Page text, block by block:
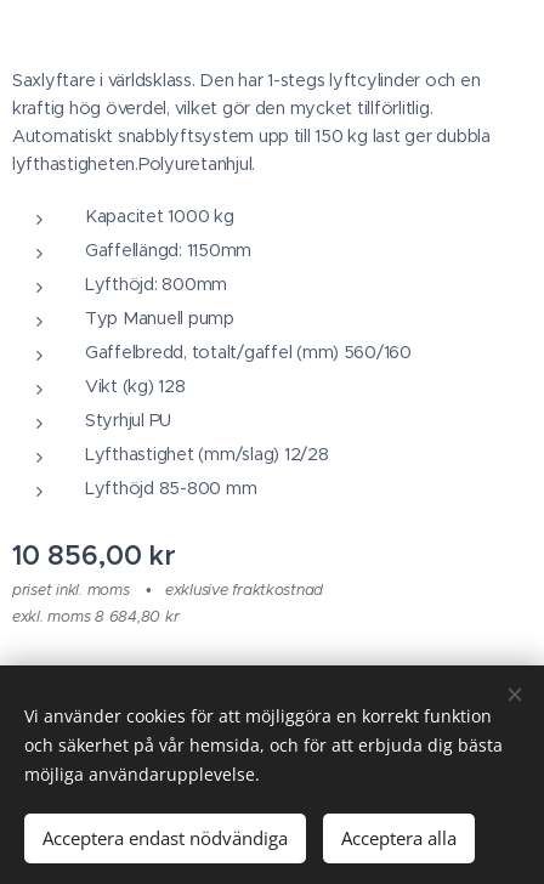
Saxlyftare i världsklass. Den har 1-stegs lyftcylinder och en
kraftig hög överdel, vilket gör den mycket tillförlitlig.
Automatiskt snabblyftsystem upp till 150 kg last ger dubbla
lyfthastigheten.Polyuretanhjul.
Kapacitet 1000 kg
Gaffellängd: 1150mm
Lyfthöjd: 800mm
Typ Manuell pump
Gaffelbredd, totalt/gaffel (mm) 560/160
Vikt (kg) 128
Styrhjul PU
Lyfthastighet (mm/slag) 12/28
Lyfthöjd 85-800 mm
10 856,00 kr
priset inkl. moms
exklusive fraktkostnad
exkl. moms 8 684,80 kr
Lägg i kundvagnen
© 2025 Alla rättigheter reserverade
Cookies
Vi använder cookies för att möjliggöra en korrekt funktion
och säkerhet på vår hemsida, och för att erbjuda dig bästa
möjliga användarupplevelse.
Acceptera endast nödvändiga Acceptera alla